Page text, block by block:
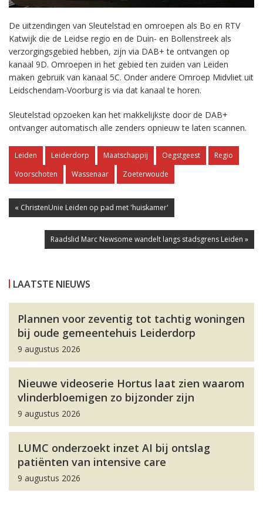
De uitzendingen van Sleutelstad en omroepen als Bo en RTV
Katwijk die de Leidse regio en de Duin- en Bollenstreek als
verzorgingsgebied hebben, zijn via DAB+ te ontvangen op
kanaal 9D. Omroepen in het gebied ten zuiden van Leiden
maken gebruik van kanaal 5C. Onder andere Omroep Midvliet uit
Leidschendam-Voorburg is via dat kanaal te horen.
Sleutelstad opzoeken kan het makkelijkste door de DAB+
ontvanger automatisch alle zenders opnieuw te laten scannen.
Leiden Leiderdorp Maatschappij Oegstgeest
Regio
Voorschoten
Wassenaar Zoeterwoude
« ChristenUnie Leiden op pad met 'huiskamer'
Raadslid Marc Newsome wandelt langs stadsgrens Leiden »
LAATSTE NIEUWS
Plannen voor zeventig tot tachtig woningen
bij oude gemeentehuis Leiderdorp
9 augustus 2026
Nieuwe videoserie Hortus laat zien waarom
vlinderbloemigen zo bijzonder zijn
9 augustus 2026
LUMC onderzoekt inzet AI bij ontslag
patiënten van intensive care
9 augustus 2026